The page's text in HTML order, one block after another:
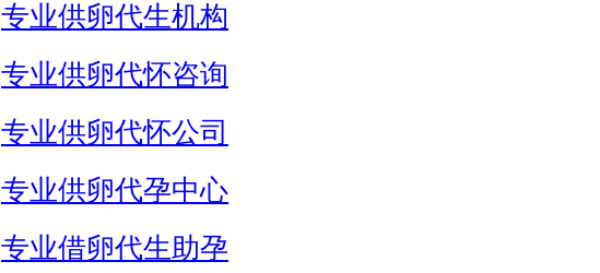
专业供卵代生机构
专业供卵代怀咨询
专业供卵代怀公司
专业供卵代孕中心
专业借卵代生助孕